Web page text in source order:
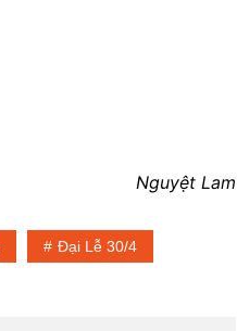
Nguyệt Lam
Đại Lễ 30/4